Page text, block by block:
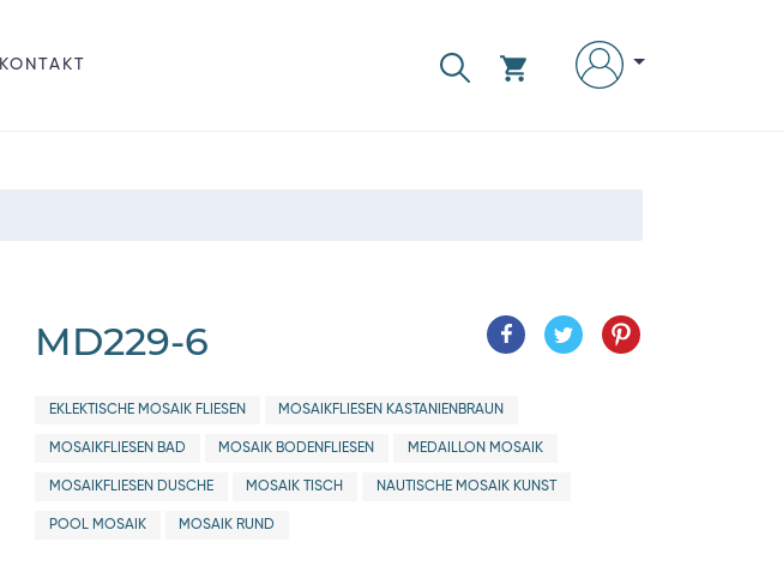
KONTAKT
MD229-6
EKLEKTISCHE MOSAIK FLIESEN MOSAIKFLIESEN KASTANIENBRAUN
MOSAIKFLIESEN BAD MOSAIK BODENFLIESEN MEDAILLON MOSAIK
MOSAIKFLIESEN DUSCHE MOSAIK TISCH NAUTISCHE MOSAIK KUNST
POOL MOSAIK MOSAIK RUND